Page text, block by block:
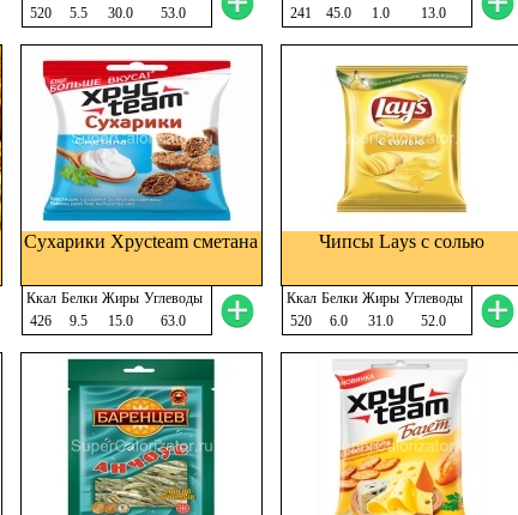
520
5.5 30.0 53.0
241
45.0 1.0 13.0
Сухарики Хрусteam сметана
Ккал Белки Жиры Углеводы
426
9.5 15.0 63.0
Чипсы Lays с солью
Ккал Белки Жиры Углеводы
520
6.0 31.0 52.0